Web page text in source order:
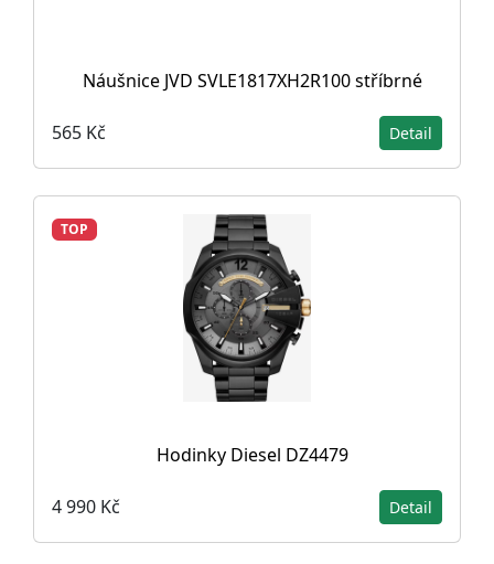
Náušnice JVD SVLE1817XH2R100 stříbrné
565 Kč Detail
TOP
Hodinky Diesel DZ4479
4 990 Kč Detail